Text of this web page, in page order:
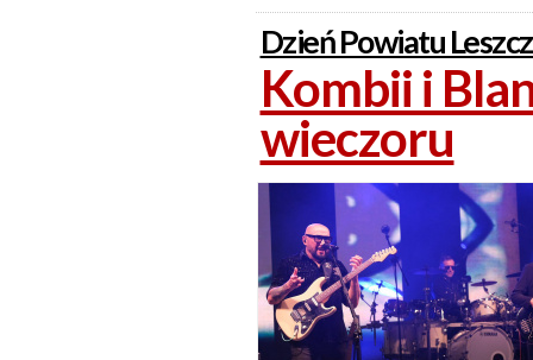
Dzień Powiatu
Kombii i
wieczoru